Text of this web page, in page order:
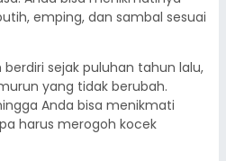
emping, dan sambal sesuai
sejak puluhan tahun lalu,
yang tidak berubah.
Anda bisa menikmati
harus merogoh kocek